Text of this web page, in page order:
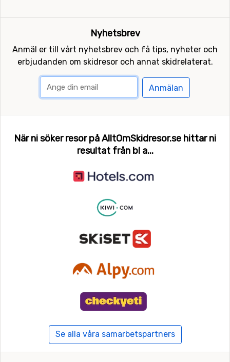
Nyhetsbrev
Anmäl er till vårt nyhetsbrev och få tips, nyheter och
erbjudanden om skidresor och annat skidrelaterat.
Anmälan
När ni söker resor på AlltOmSkidresor.se hittar ni
resultat från bl a...
Se alla våra samarbetspartners